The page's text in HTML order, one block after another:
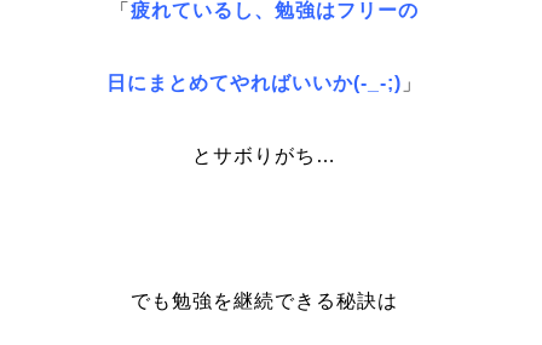
「 疲れているし、勉強はフリーの
日にまとめてやればいいか(-_-;) 」
とサボりがち…
でも勉強を継続できる秘訣は